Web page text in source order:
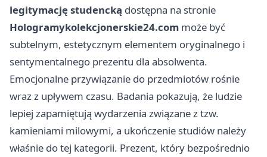
legitymację studencką dostępna na stronie
Hologramykolekcjonerskie24.com może być
subtelnym, estetycznym elementem oryginalnego i
sentymentalnego prezentu dla absolwenta.
Emocjonalne przywiązanie do przedmiotów rośnie
wraz z upływem czasu. Badania pokazują, że ludzie
lepiej zapamiętują wydarzenia związane z tzw.
kamieniami milowymi, a ukończenie studiów należy
właśnie do tej kategorii. Prezent, który bezpośrednio